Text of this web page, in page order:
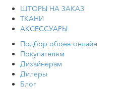
ШТОРЫ НА ЗАКАЗ
ТКАНИ
АКСЕССУАРЫ
Подбор обоев онлайн
Покупателям
Дизайнерам
Дилеры
Блог